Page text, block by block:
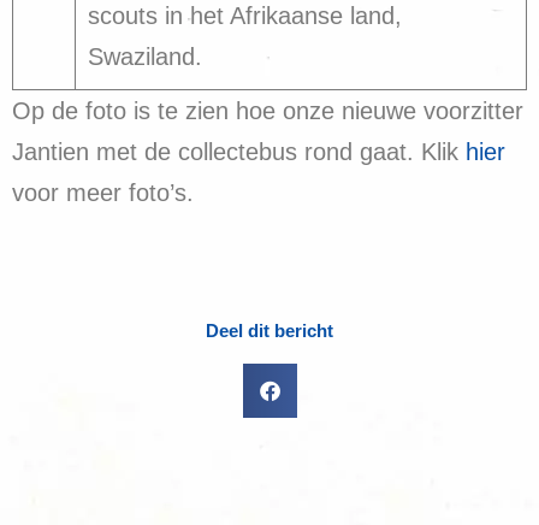
scouts in het Afrikaanse land,
Swaziland.
Op de foto is te zien hoe onze nieuwe voorzitter
Jantien met de collectebus rond gaat. Klik hier
voor meer foto’s.
Deel dit bericht